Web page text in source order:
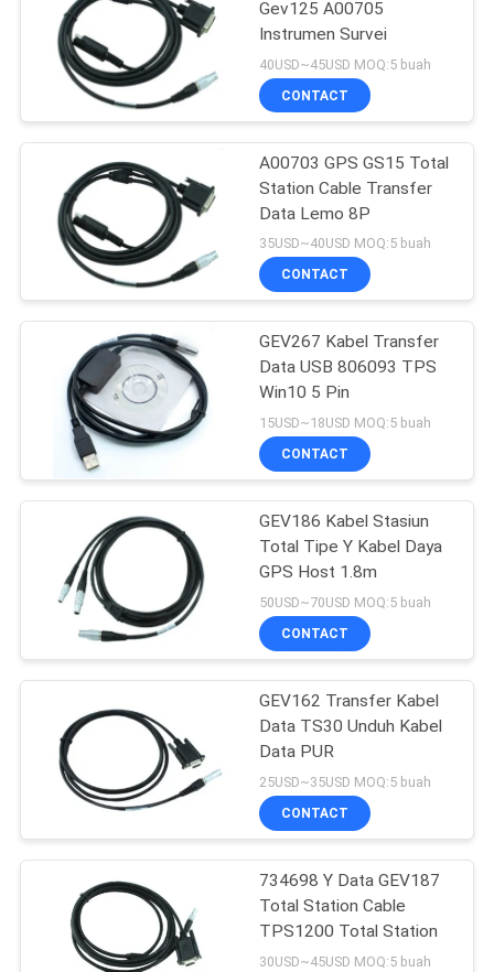
KAMI
PERMINTAAN
PENAWARAN
SITEMAP
PRIVACY
POLICY
360 Derajat Prisma
Total Station Prism
11
Prism Pole Bipod
11
Tiang Teleskopik
Serat Karbon
11
Gev125 A00705
Instrumen Survei
40USD~45USD MOQ:5 buah
CONTACT
A00703 GPS GS15 Total
Station Cable Transfer
Data Lemo 8P
35USD~40USD MOQ:5 buah
CONTACT
GEV267 Kabel Transfer
Data USB 806093 TPS
Win10 5 Pin
15USD~18USD MOQ:5 buah
CONTACT
GEV186 Kabel Stasiun
Total Tipe Y Kabel Daya
GPS Host 1.8m
50USD~70USD MOQ:5 buah
CONTACT
GEV162 Transfer Kabel
Data TS30 Unduh Kabel
Data PUR
25USD~35USD MOQ:5 buah
CONTACT
734698 Y Data GEV187
Total Station Cable
TPS1200 Total Station
30USD~45USD MOQ:5 buah